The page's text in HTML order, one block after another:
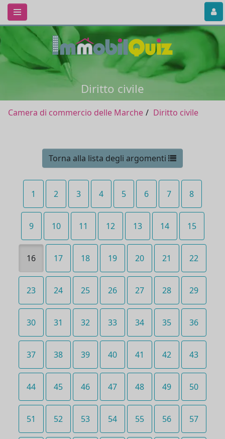
Diritto civile
Camera di commercio delle Marche Diritto civile
Torna alla lista degli argomenti
1 2 3 4 5 6 7 8
9 10 11 12 13 14 15
16 17 18 19 20 21 22
23 24 25 26 27 28 29
30 31 32 33 34 35 36
37 38 39 40 41 42 43
44 45 46 47 48 49 50
51 52 53 54 55 56 57